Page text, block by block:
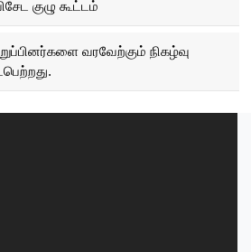
குழு கூட்டம்
வரவேற்கும் நிகழ்வு